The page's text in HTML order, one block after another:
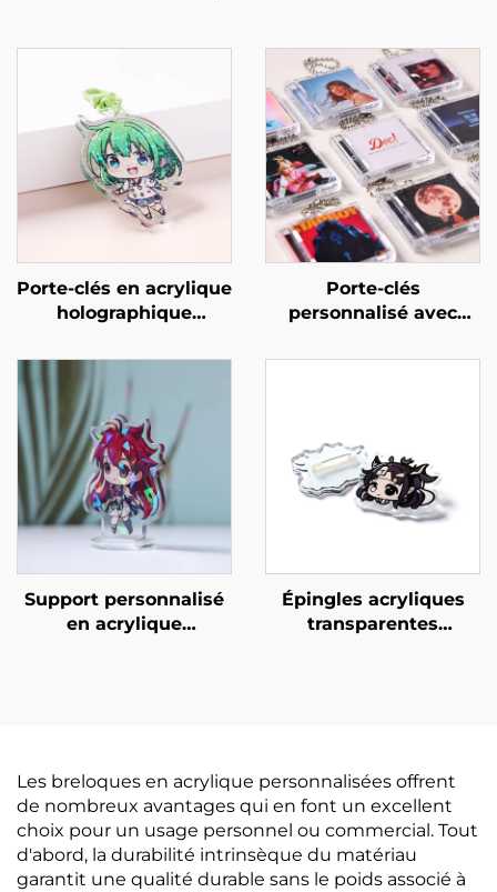
Porte-clés en acrylique
holographique
Porte-clés
personnalisé avec
Support personnalisé
en acrylique
Épingles acryliques
transparentes
Les breloques en acrylique personnalisées offrent
de nombreux avantages qui en font un excellent
choix pour un usage personnel ou commercial. Tout
d'abord, la durabilité intrinsèque du matériau
garantit une qualité durable sans le poids associé à